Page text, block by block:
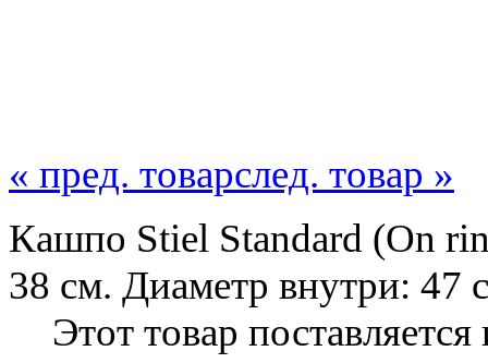
« пред. товарслед. товар »
Кашпо Stiel Standard (On
38 см. Диаметр внутри: 47
Этот товар